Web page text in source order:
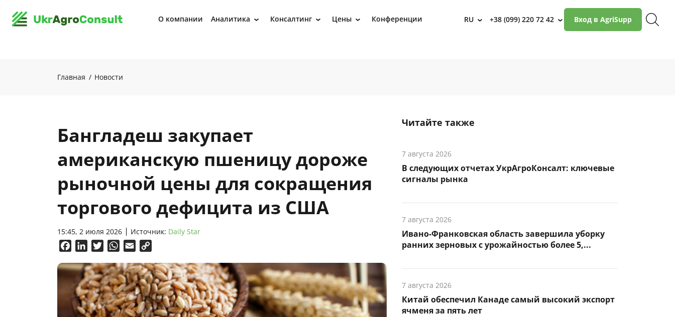
О компании Аналитика › Консалтинг › Цены › Конференции RU › +38 (099) 220 72 42 › Вход в AgriSupp
Главная Новости
Бангладеш закупает
американскую пшеницу дороже
рыночной цены для сокращения
торгового дефицита из США
15:45, 2 июля 2026 Источник: Daily Star
FacebookLinkedInTwitterWhatsApp
Email
Читайте также
7 августа 2026
В следующих отчетах УкрАгроКонсалт: ключевые
сигналы рынка
7 августа 2026
Ивано-Франковская область завершила уборку
ранних зерновых с урожайностью более 5,...
7 августа 2026
Китай обеспечил Канаде самый высокий экспорт
ячменя за пять лет